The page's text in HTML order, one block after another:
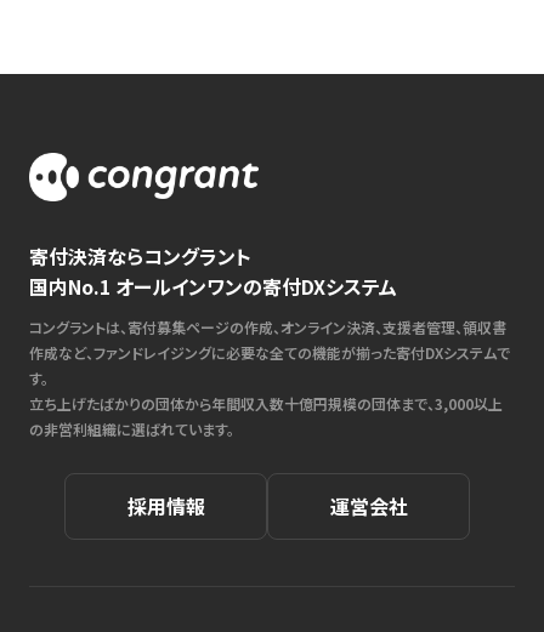
寄付決済ならコングラント
国内No.1 オールインワンの寄付DXシステム
コングラントは、寄付募集ページの作成、オンライン決済、支援者管理、領収書
作成など、ファンドレイジングに必要な全ての機能が揃った寄付DXシステムで
す。
立ち上げたばかりの団体から年間収入数十億円規模の団体まで、3,000以上
の非営利組織に選ばれています。
採用情報 運営会社